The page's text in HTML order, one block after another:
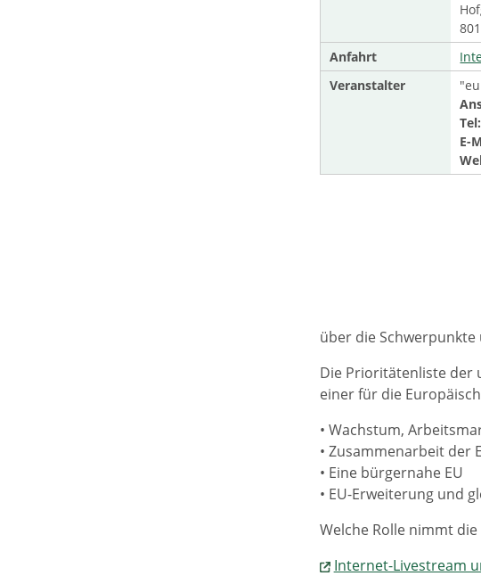
Anfahrt
Veranstalter
Tel:
E-
über die
Die Prioritätenliste der
einer für die
• Wachstum,
• Zusammenarbeit der
• Eine bürgernahe EU
• EU-Erweiterung und
Welche Rolle nimmt
Internet-Livestream